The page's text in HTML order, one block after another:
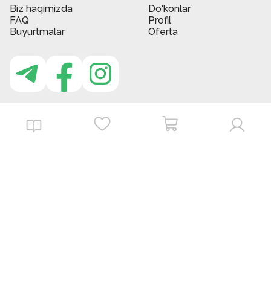
Biz haqimizda
Do'konlar
FAQ
Profil
Buyurtmalar
Oferta
MBG do'kon ilovasi